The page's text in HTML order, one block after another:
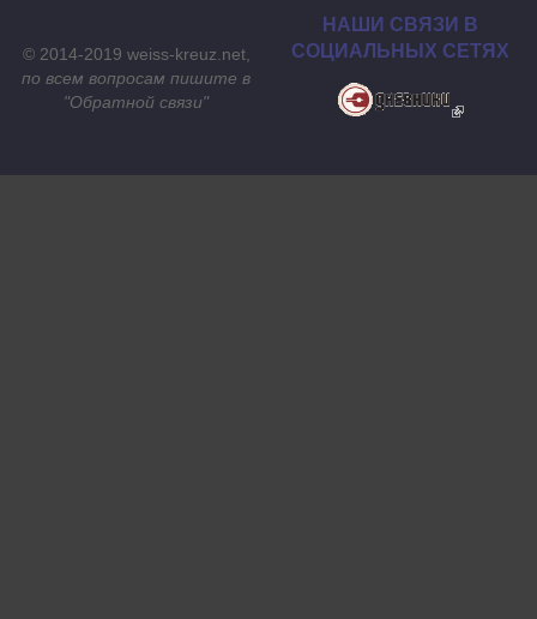
© 2014-2019 weiss-kreuz.net,
по всем вопросам пишите в
"Обратной связи"
НАШИ СВЯЗИ В
СОЦИАЛЬНЫХ СЕТЯХ